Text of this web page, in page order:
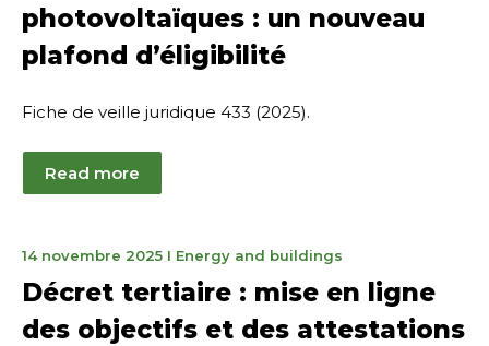
photovoltaïques : un nouveau
plafond d’éligibilité
Fiche de veille juridique 433 (2025).
Read more
14 novembre 20252
février
2026
I Energy and buildings
Décret tertiaire : mise en ligne
des objectifs et des attestations